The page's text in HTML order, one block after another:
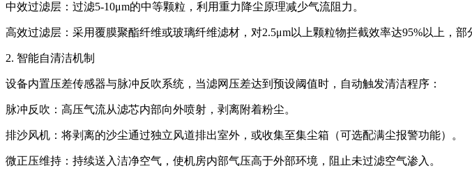
中效过滤层：过滤5-10μm的中等颗粒，利用重力降尘原理减少气流阻力。
高效过滤层：采用覆膜聚酯纤维或玻璃纤维滤材，对2.5μm以上颗粒物拦截效率达95%以上，部
2. 智能自清洁机制
设备内置压差传感器与脉冲反吹系统，当滤网压差达到预设阈值时，自动触发清洁程序：
脉冲反吹：高压气流从滤芯内部向外喷射，剥离附着粉尘。
排沙风机：将剥离的沙尘通过独立风道排出室外，或收集至集尘箱（可选配满尘报警功能）。
微正压维持：持续送入洁净空气，使机房内部气压高于外部环境，阻止未过滤空气渗入。